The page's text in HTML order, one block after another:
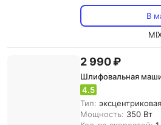
В
2 990 ₽
Шлифовальная
4.5
Тип: эксцентриковая
Мощность: 350 Вт